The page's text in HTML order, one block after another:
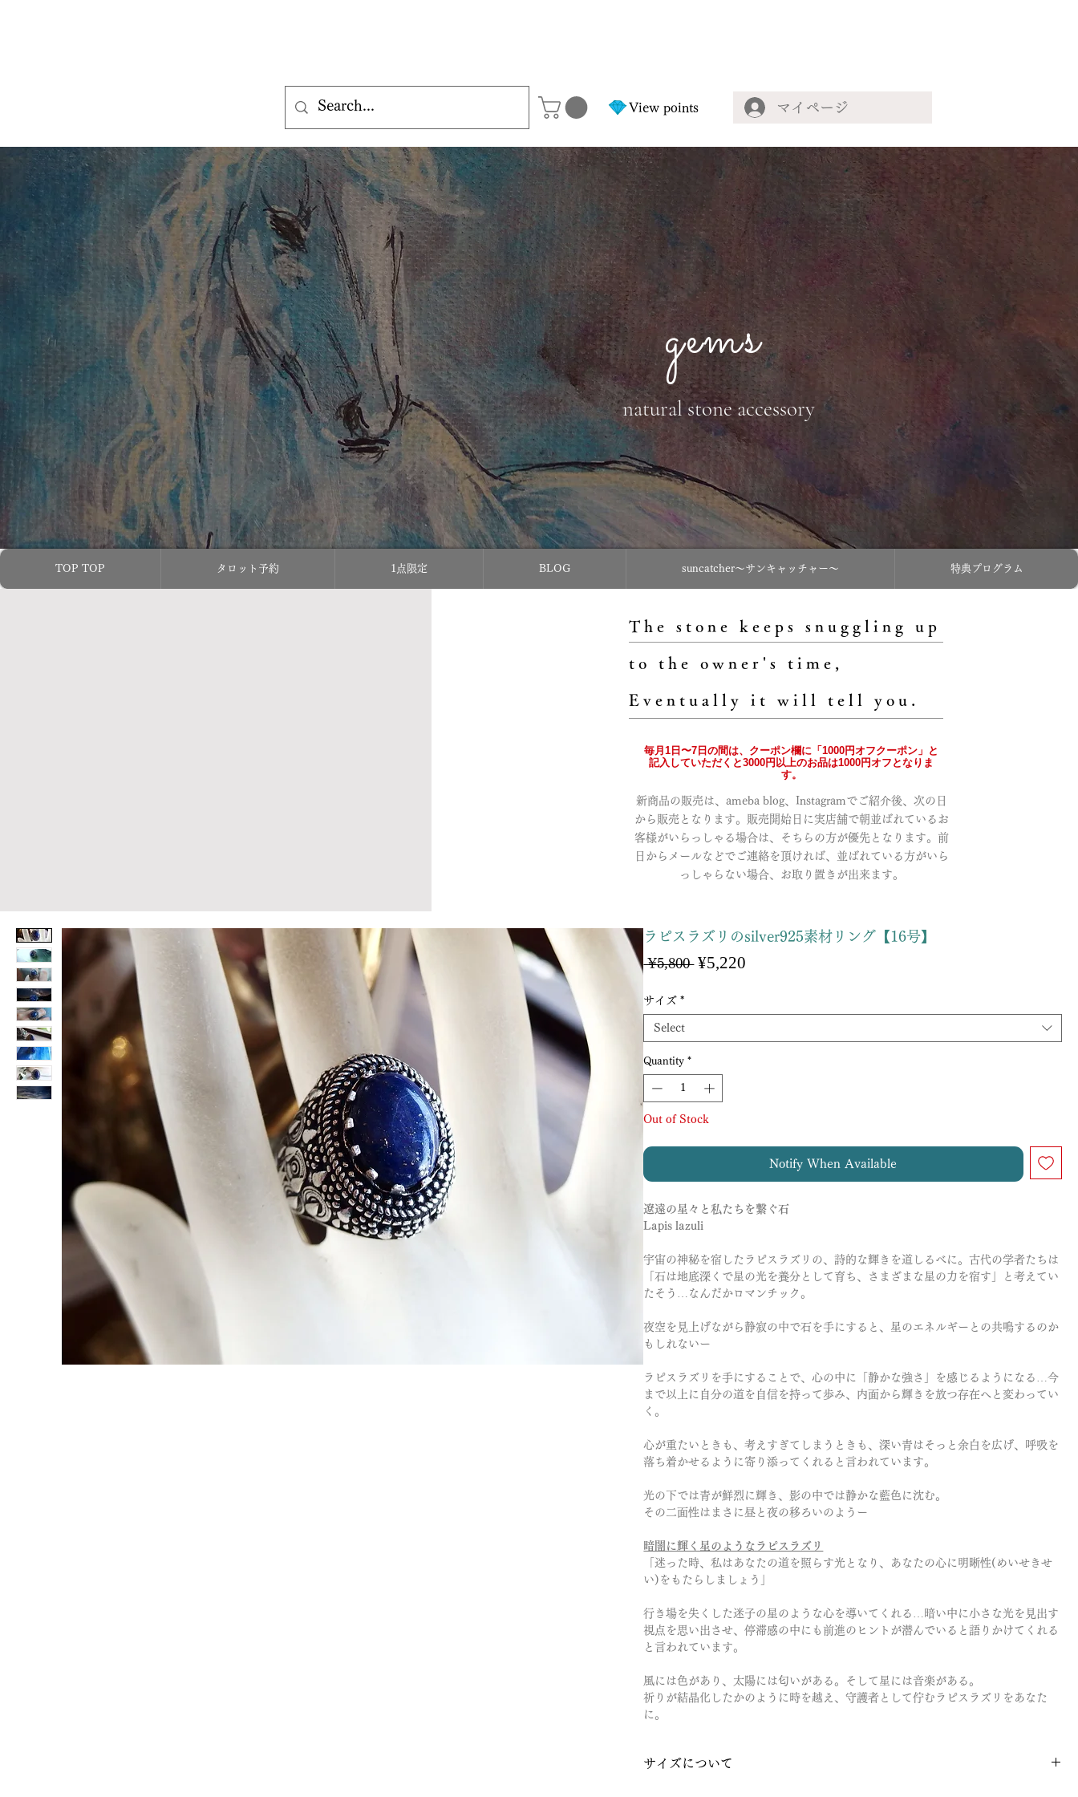
マイページ
View points
gems
natural stone accessory
TOP TOP タロット予約 1点限定 BLOG suncatcher〜サンキャッチャー〜 特典プログラム
The stone keeps snuggling up
to the owner's time,
Eventually it will tell you.
毎月1日〜7日の間は、クーポン欄に「1000円オフクーポン」と
記入していただくと3000円以上のお品は1000円オフとなりま
す。
新商品の販売は、ameba blog、Instagramでご紹介後、次の日
から販売となります。販売開始日に実店舗で朝並ばれているお
客様がいらっしゃる場合は、そちらの方が優先となります。前
日からメールなどでご連絡を頂ければ、並ばれている方がいら
っしゃらない場合、お取り置きが出来ます。
ラピスラズリのsilver925素材リング【16号】
¥5,800 Regular
¥5,220
サイズ *
Select
Quantity *
Out of Stock
Notify When Available
遼遠の星々と私たちを繋ぐ石
Lapis lazuli
宇宙の神秘を宿したラピスラズリの、詩的な輝きを道しるべに。古代の学者たちは
「石は地底深くで星の光を養分として育ち、さまざまな星の力を宿す」と考えてい
たそう…なんだかロマンチック。
夜空を見上げながら静寂の中で石を手にすると、星のエネルギーとの共鳴するのか
もしれないー
ラピスラズリを手にすることで、心の中に「静かな強さ」を感じるようになる…今
まで以上に自分の道を自信を持って歩み、内面から輝きを放つ存在へと変わってい
く。
心が重たいときも、考えすぎてしまうときも、深い青はそっと余白を広げ、呼吸を
落ち着かせるように寄り添ってくれると言われています。
光の下では青が鮮烈に輝き、影の中では静かな藍色に沈む。
その二面性はまさに昼と夜の移ろいのようー
暗闇に輝く星のようなラピスラズリ
「迷った時、私はあなたの道を照らす光となり、あなたの心に明晰性(めいせきせ
い)をもたらしましょう」
行き場を失くした迷子の星のような心を導いてくれる…暗い中に小さな光を見出す
視点を思い出させ、停滞感の中にも前進のヒントが潜んでいると語りかけてくれる
と言われています。
風には色があり、太陽には匂いがある。そして星には音楽がある。
祈りが結晶化したかのように時を越え、守護者として佇むラピスラズリをあなた
に。
サイズについて